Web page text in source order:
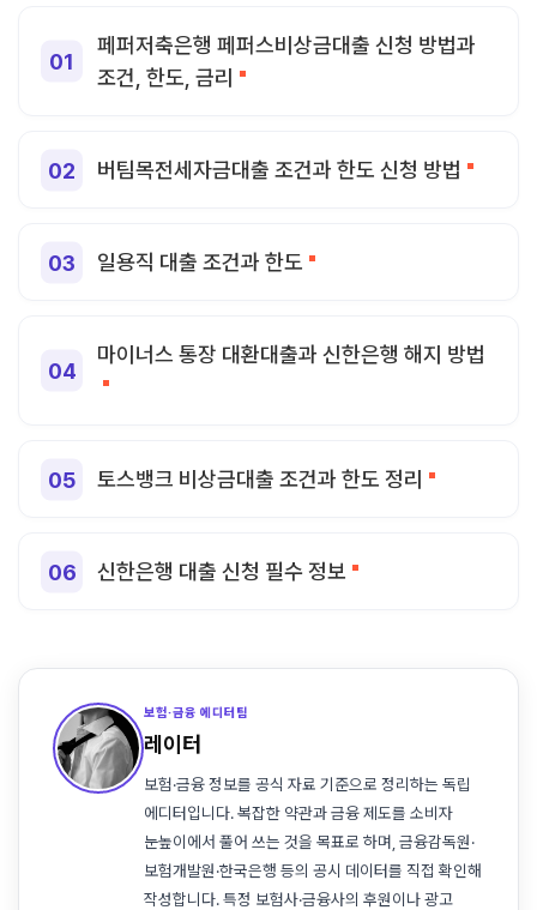
페퍼저축은행 페퍼스비상금대출 신청 방법과
조건, 한도, 금리
버팀목전세자금대출 조건과 한도 신청 방법
일용직 대출 조건과 한도
마이너스 통장 대환대출과 신한은행 해지 방법
토스뱅크 비상금대출 조건과 한도 정리
신한은행 대출 신청 필수 정보
보험·금융 에디터팀
레이터
보험·금융 정보를 공식 자료 기준으로 정리하는 독립
에디터입니다. 복잡한 약관과 금융 제도를 소비자
눈높이에서 풀어 쓰는 것을 목표로 하며, 금융감독원·
보험개발원·한국은행 등의 공시 데이터를 직접 확인해
작성합니다. 특정 보험사·금융사의 후원이나 광고